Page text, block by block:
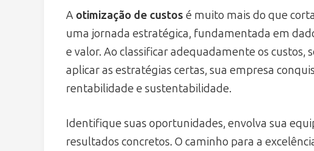
A otimização de custos é muito mais do que
uma jornada estratégica, fundamentada em
e valor. Ao classificar adequadamente os custos,
aplicar as estratégias certas, sua empresa
rentabilidade e sustentabilidade.
Identifique suas oportunidades, envolva sua
resultados concretos. O caminho para a